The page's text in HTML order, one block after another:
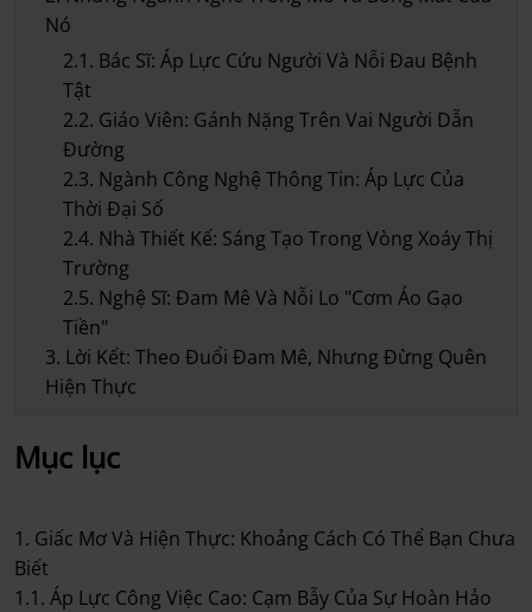
Nó
2.1. Bác Sĩ: Áp Lực Cứu Người Và Nỗi Đau Bệnh
Tật
2.2. Giáo Viên: Gánh Nặng Trên Vai Người Dẫn
Đường
2.3. Ngành Công Nghệ Thông Tin: Áp Lực Của
Thời Đại Số
2.4. Nhà Thiết Kế: Sáng Tạo Trong Vòng Xoáy Thị
Trường
2.5. Nghệ Sĩ: Đam Mê Và Nỗi Lo "Cơm Áo Gạo
Tiền"
3. Lời Kết: Theo Đuổi Đam Mê, Nhưng Đừng Quên
Hiện Thực
Mục lục
1. Giấc Mơ Và Hiện Thực: Khoảng Cách Có Thể Bạn Chưa
Biết
1.1. Áp Lực Công Việc Cao: Cạm Bẫy Của Sự Hoàn Hảo